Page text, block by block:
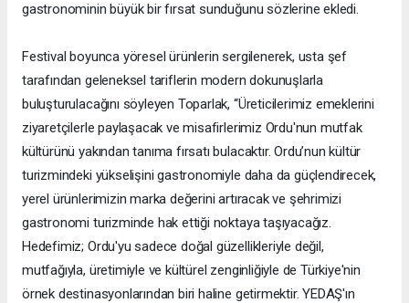
gastronominin büyük bir fırsat sunduğunu sözlerine ekledi.
Festival boyunca yöresel ürünlerin sergilenerek, usta şef
tarafından geleneksel tariflerin modern dokunuşlarla
buluşturulacağını söyleyen Toparlak, “Üreticilerimiz emeklerini
ziyaretçilerle paylaşacak ve misafirlerimiz Ordu'nun mutfak
kültürünü yakından tanıma fırsatı bulacaktır. Ordu’nun kültür
turizmindeki yükselişini gastronomiyle daha da güçlendirecek,
yerel ürünlerimizin marka değerini artıracak ve şehrimizi
gastronomi turizminde hak ettiği noktaya taşıyacağız.
Hedefimiz; Ordu'yu sadece doğal güzellikleriyle değil,
mutfağıyla, üretimiyle ve kültürel zenginliğiyle de Türkiye'nin
örnek destinasyonlarından biri haline getirmektir. YEDAŞ'ın